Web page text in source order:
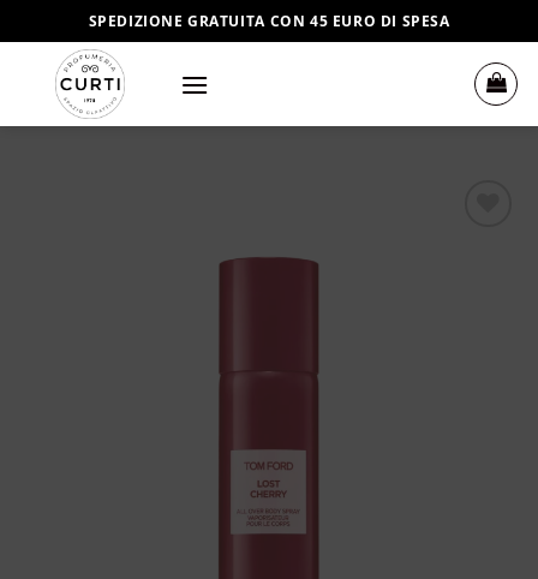
ai
contenuti
SPEDIZIONE GRATUITA CON 45 EURO DI SPESA